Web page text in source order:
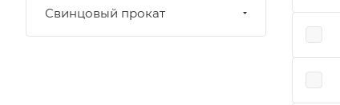
Свинцовый прокат